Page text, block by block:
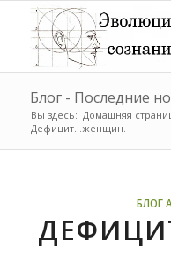
Блог - Последние
Вы здесь: Домашняя
Дефицит…женщин.
БЛОГ